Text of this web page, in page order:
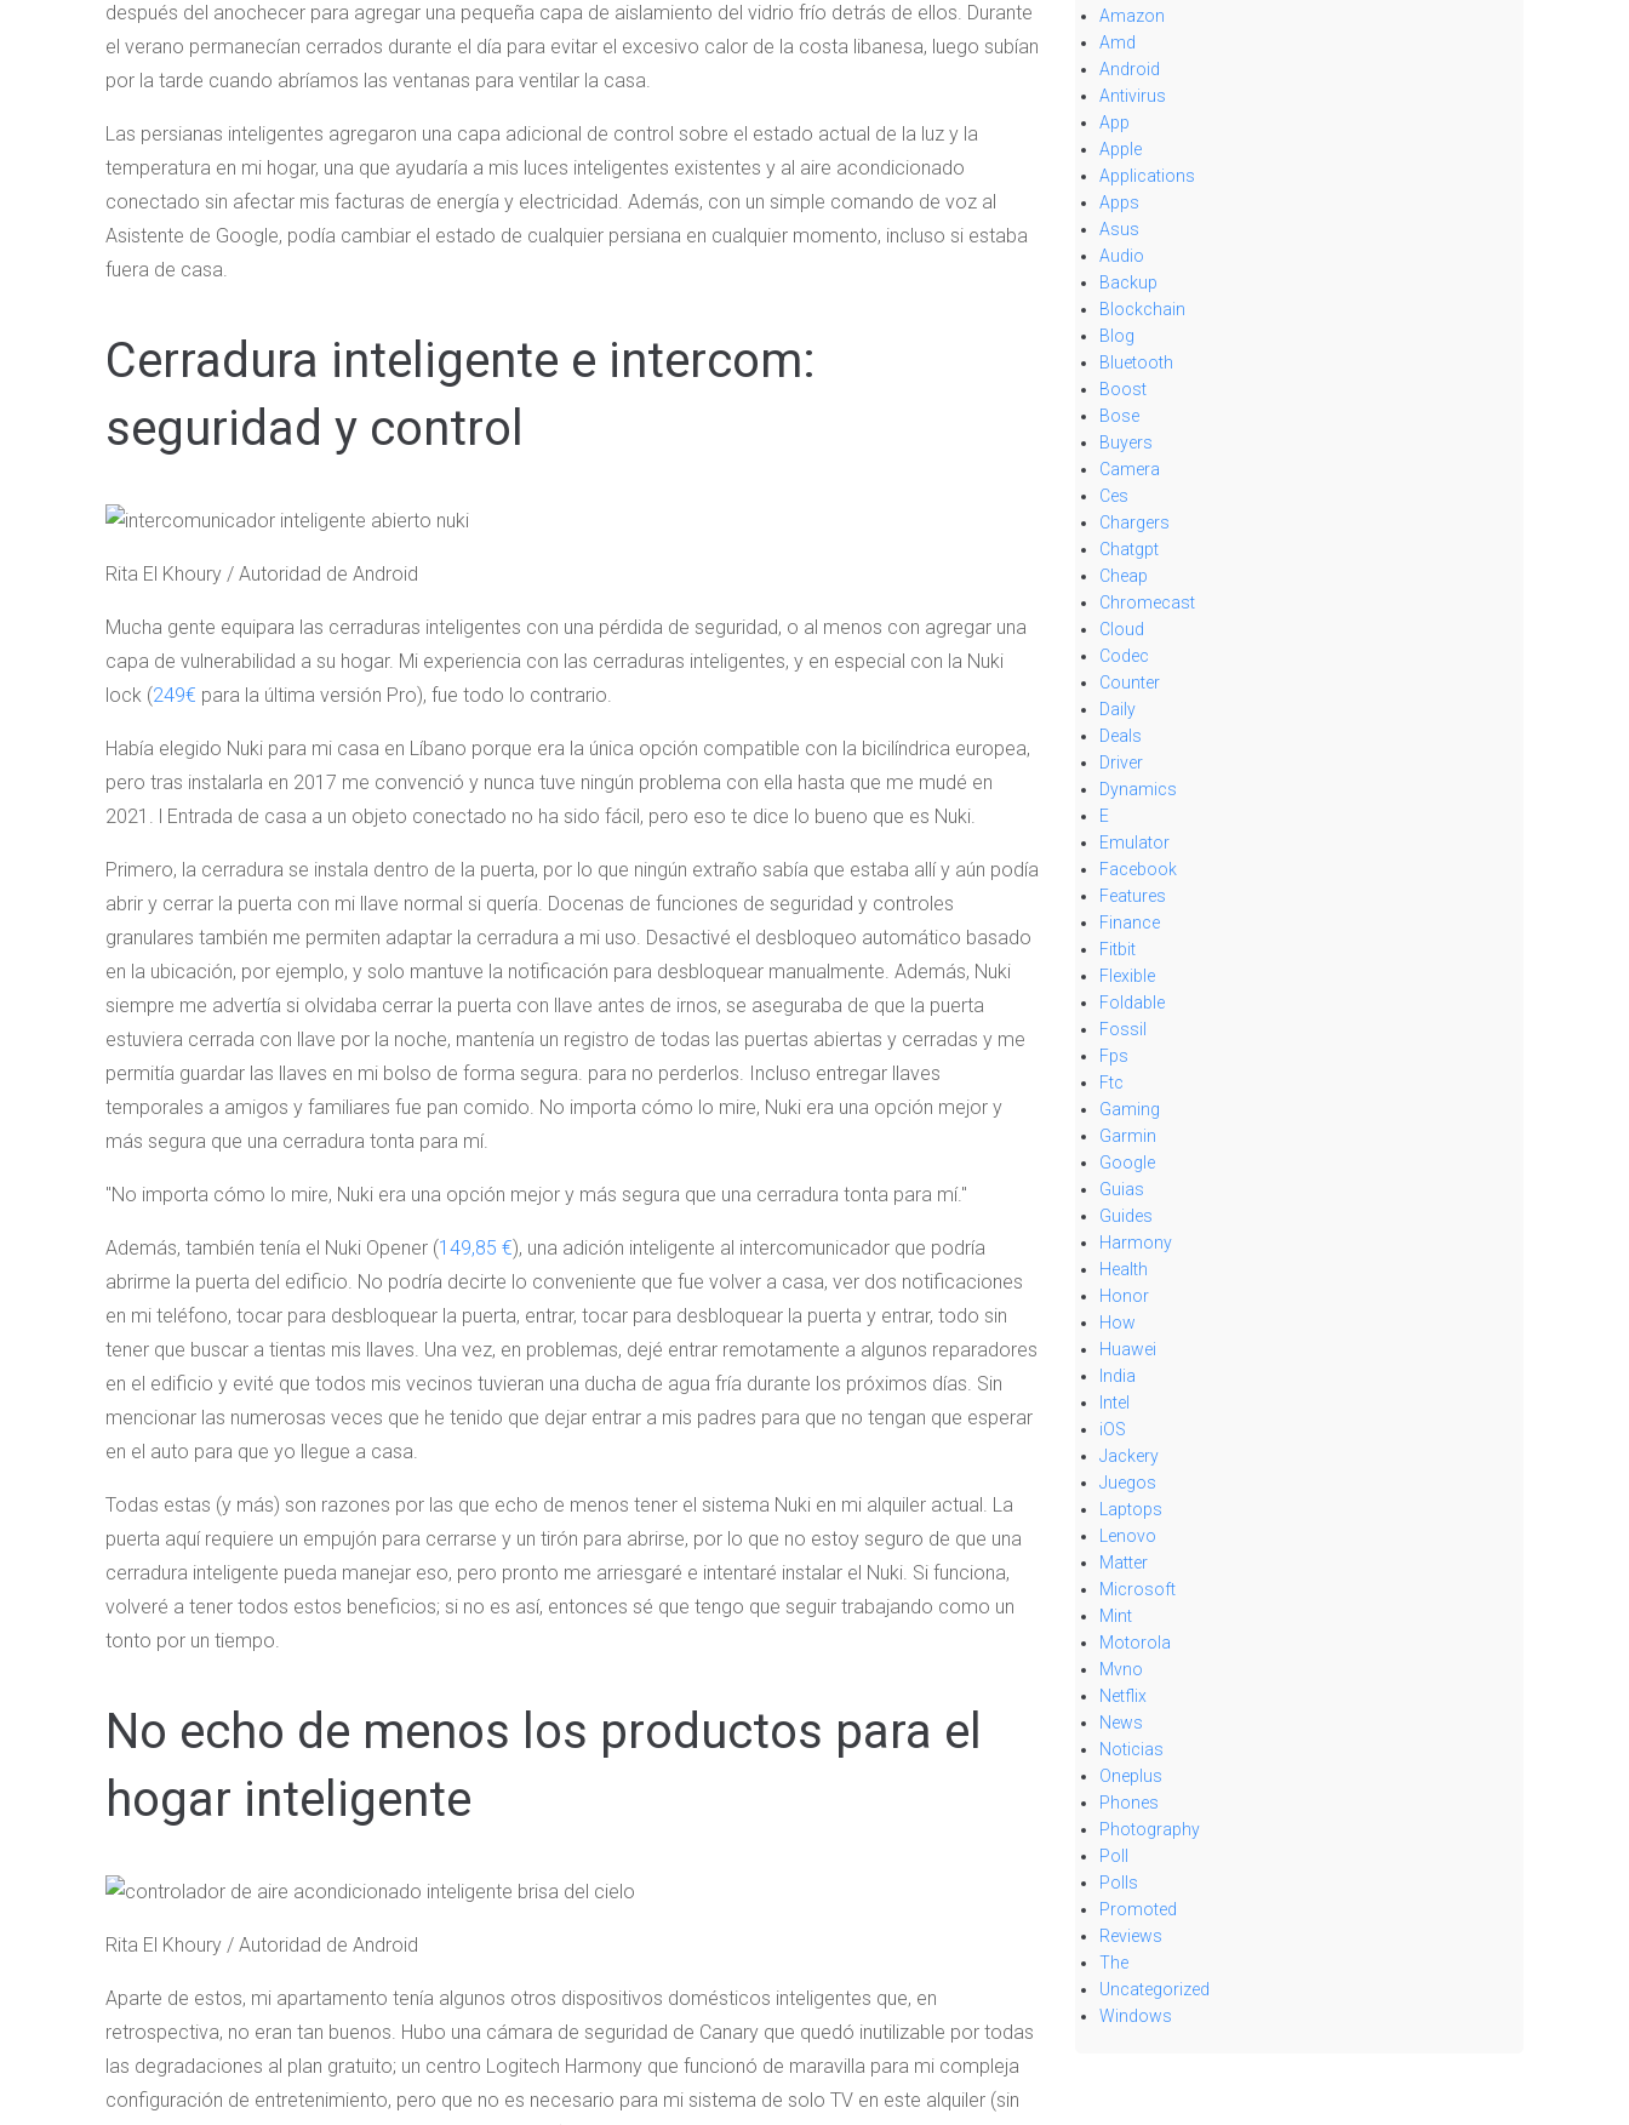
después del anochecer para agregar una pequeña capa de aislamiento del vidrio frío detrás de ellos. Durante
el verano permanecían cerrados durante el día para evitar el excesivo calor de la costa libanesa, luego subían
por la tarde cuando abríamos las ventanas para ventilar la casa.
Las persianas inteligentes agregaron una capa adicional de control sobre el estado actual de la luz y la
temperatura en mi hogar, una que ayudaría a mis luces inteligentes existentes y al aire acondicionado
conectado sin afectar mis facturas de energía y electricidad. Además, con un simple comando de voz al
Asistente de Google, podía cambiar el estado de cualquier persiana en cualquier momento, incluso si estaba
fuera de casa.
Cerradura inteligente e intercom:
seguridad y control
Rita El Khoury / Autoridad de Android
Mucha gente equipara las cerraduras inteligentes con una pérdida de seguridad, o al menos con agregar una
capa de vulnerabilidad a su hogar. Mi experiencia con las cerraduras inteligentes, y en especial con la Nuki
lock (249€ para la última versión Pro), fue todo lo contrario.
Había elegido Nuki para mi casa en Líbano porque era la única opción compatible con la bicilíndrica europea,
pero tras instalarla en 2017 me convenció y nunca tuve ningún problema con ella hasta que me mudé en
2021. l Entrada de casa a un objeto conectado no ha sido fácil, pero eso te dice lo bueno que es Nuki.
Primero, la cerradura se instala dentro de la puerta, por lo que ningún extraño sabía que estaba allí y aún podía
abrir y cerrar la puerta con mi llave normal si quería. Docenas de funciones de seguridad y controles
granulares también me permiten adaptar la cerradura a mi uso. Desactivé el desbloqueo automático basado
en la ubicación, por ejemplo, y solo mantuve la notificación para desbloquear manualmente. Además, Nuki
siempre me advertía si olvidaba cerrar la puerta con llave antes de irnos, se aseguraba de que la puerta
estuviera cerrada con llave por la noche, mantenía un registro de todas las puertas abiertas y cerradas y me
permitía guardar las llaves en mi bolso de forma segura. para no perderlos. Incluso entregar llaves
temporales a amigos y familiares fue pan comido. No importa cómo lo mire, Nuki era una opción mejor y
más segura que una cerradura tonta para mí.
No importa cómo lo mire, Nuki era una opción mejor y más segura que una cerradura tonta para mí.
Además, también tenía el Nuki Opener (149,85 €), una adición inteligente al intercomunicador que podría
abrirme la puerta del edificio. No podría decirte lo conveniente que fue volver a casa, ver dos notificaciones
en mi teléfono, tocar para desbloquear la puerta, entrar, tocar para desbloquear la puerta y entrar, todo sin
tener que buscar a tientas mis llaves. Una vez, en problemas, dejé entrar remotamente a algunos reparadores
en el edificio y evité que todos mis vecinos tuvieran una ducha de agua fría durante los próximos días. Sin
mencionar las numerosas veces que he tenido que dejar entrar a mis padres para que no tengan que esperar
en el auto para que yo llegue a casa.
Todas estas (y más) son razones por las que echo de menos tener el sistema Nuki en mi alquiler actual. La
puerta aquí requiere un empujón para cerrarse y un tirón para abrirse, por lo que no estoy seguro de que una
cerradura inteligente pueda manejar eso, pero pronto me arriesgaré e intentaré instalar el Nuki. Si funciona,
volveré a tener todos estos beneficios; si no es así, entonces sé que tengo que seguir trabajando como un
tonto por un tiempo.
No echo de menos los productos para el
hogar inteligente
Rita El Khoury / Autoridad de Android
Aparte de estos, mi apartamento tenía algunos otros dispositivos domésticos inteligentes que, en
retrospectiva, no eran tan buenos. Hubo una cámara de seguridad de Canary que quedó inutilizable por todas
las degradaciones al plan gratuito; un centro Logitech Harmony que funcionó de maravilla para mi compleja
configuración de entretenimiento, pero que no es necesario para mi sistema de solo TV en este alquiler (sin
Amazon
Amd
Android
Antivirus
App
Apple
Applications
Apps
Asus
Audio
Backup
Blockchain
Blog
Bluetooth
Boost
Bose
Buyers
Camera
Ces
Chargers
Chatgpt
Cheap
Chromecast
Cloud
Codec
Counter
Daily
Deals
Driver
Dynamics
E
Emulator
Facebook
Features
Finance
Fitbit
Flexible
Foldable
Fossil
Fps
Ftc
Gaming
Garmin
Google
Guias
Guides
Harmony
Health
Honor
How
Huawei
India
Intel
iOS
Jackery
Juegos
Laptops
Lenovo
Matter
Microsoft
Mint
Motorola
Mvno
Netflix
News
Noticias
Oneplus
Phones
Photography
Poll
Polls
Promoted
Reviews
The
Uncategorized
Windows